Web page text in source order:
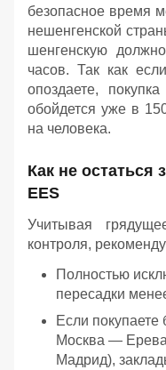
безопасное время
нешенгенской
шенгенскую
часов. Так как
опоздаете,
обойдется уже в
на человека.
Как не остаться
EES
Учитывая
контроля,
Полностью
пересадки
Если
Москва —
Мадрид),